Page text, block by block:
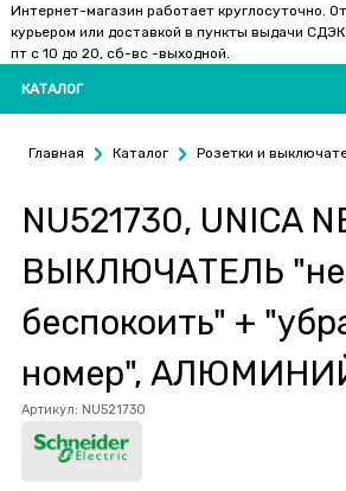
Интернет-магазин работает круглосуточно.
курьером или доставкой в пункты выдачи
пт с 10 до 20, сб-вс -выходной.
КАТАЛОГ
Главная Каталог Розетки и
NU521730, UNICA
ВЫКЛЮЧАТЕЛЬ "не
беспокоить" +
номер",
Артикул: NU521730